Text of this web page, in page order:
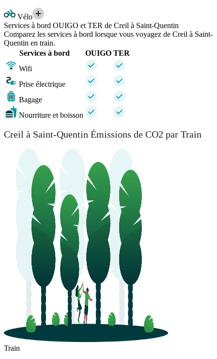
Vélo
Services à bord OUIGO et TER de Creil à Saint-Quentin
Comparez les services à bord lorsque vous voyagez de Creil à Saint-
Quentin en train.
Services à bord
OUIGO TER
Wifi
Prise électrique
Bagage
Nourriture et boisson
Creil à Saint-Quentin Émissions de CO2 par Train
Train